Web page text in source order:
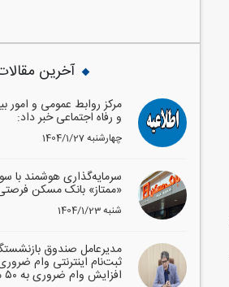
آخرین
مرکز روابط عمومی و امور
و رفاه اجتماعی خبر داد:
1404/1/27 چهارشنبه
سرمایه‌گذاری هوشمند با
«ممتاز» بانک مسکن
1404/1/23 شنبه
مدیرعامل صندوق
ثبت‌نام اینترنتی وام
افزایش وام ضروری به ۵۰ میلیون تومان